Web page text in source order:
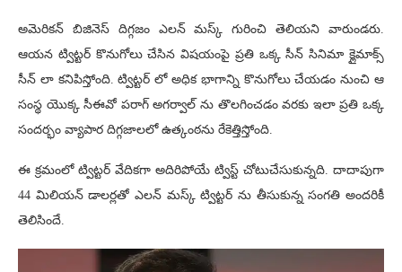
అమెరికన్ బిజినెస్ దిగ్గజం ఎలన్ మస్క్ గురించి తెలియని వారుండరు.
ఆయన ట్విట్టర్ కొనుగోలు చేసిన విషయంపై ప్రతి ఒక్క సీన్ సినిమా క్లైమాక్స్
సీన్ లా కనిపిస్తోంది. ట్విట్టర్ లో అధిక భాగాన్ని కొనుగోలు చేయడం నుంచి ఆ
సంస్థ యొక్క సీఈవో పరాగ్ అగర్వాల్ ను తొలగించడం వరకు ఇలా ప్రతి ఒక్క
సందర్భం వ్యాపార దిగ్గజాలలో ఉత్కంఠను రేకెత్తిస్తోంది.
ఈ క్రమంలో ట్విట్టర్ వేదికగా అదిరిపోయే ట్విస్ట్ చోటుచేసుకున్నది. దాదాపుగా
44 మిలియన్ డాలర్లతో ఎలన్ మస్క్ ట్విట్టర్ ను తీసుకున్న సంగతి అందరికీ
తెలిసిందే.